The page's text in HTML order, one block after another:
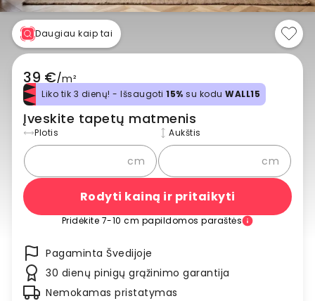
Daugiau kaip tai
39 €/m²
Liko tik 3 dienų! - Išsaugoti 15% su kodu WALL15
Įveskite tapetų matmenis
Plotis
cm
Aukštis
cm
Rodyti kainą ir pritaikyti
Pridėkite 7-10 cm papildomos paraštės
Pagaminta Švedijoje
30 dienų pinigų grąžinimo garantija
Nemokamas pristatymas